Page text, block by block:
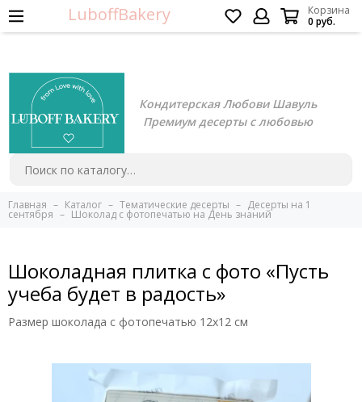
Кондитерская Любови Шавуль
Премиум десерты с любовью
LuboffBakery
Корзина
0 руб.
Главная Каталог Тематические десерты Десерты на 1
сентября Шоколад с фотопечатью на День знаний
Шоколадная плитка с фото «Пусть
учеба будет в радость»
Размер шоколада с фотопечатью 12х12 см